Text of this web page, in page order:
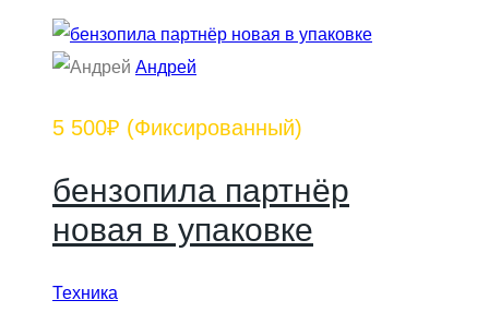
Андрей
5 500₽ (Фиксированный)
бензопила партнёр
новая в упаковке
Техника